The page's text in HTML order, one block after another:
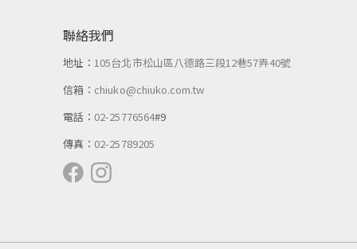
聯絡我們
地址：105台北市松山區八德路三段12巷57弄40號
信箱： chiuko@chiuko.com.tw
電話： 02-25776564#9
傳真： 02-25789205